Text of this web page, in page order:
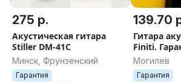
275 р.
Акустическая гитара
Stiller DM-41C
Минск, Фрунзенский
Гарантия
139.70
Гитара
Finiti.
Могилев
Гарантия